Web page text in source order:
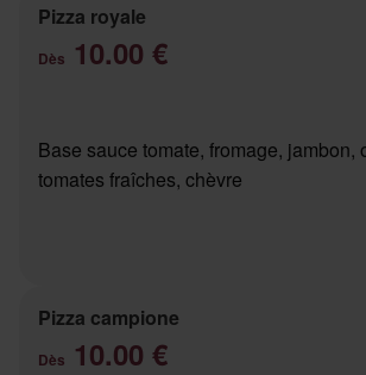
Pizza royale
Dès 10.00 €
Base sauce tomate, fromage, jambon,
tomates fraîches, chèvre
Pizza campione
Dès 10.00 €